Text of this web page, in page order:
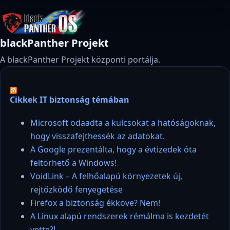
blackPanther Projekt
A blackPanther Projekt központi portálja.
Cikkek IT biztonság témában
Microsoft odaadta a kulcsokat a hatóságoknak,
hogy visszafejthessék az adatokat.
A Google prezentálta, hogy a évtizedek óta
feltörhető a Windows!
VoidLink – A felhőalapú környezetek új,
rejtőzködő fenyegetése
Firefox a biztonság ékköve? Nem!
A Linux alapú rendszerek rémálma is kezdetét